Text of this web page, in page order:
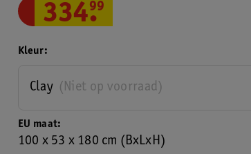
334.
99
EU maat
100 x 53 x 180 cm (BxLxH)
Kleur
(Niet op voorraad)
Clay